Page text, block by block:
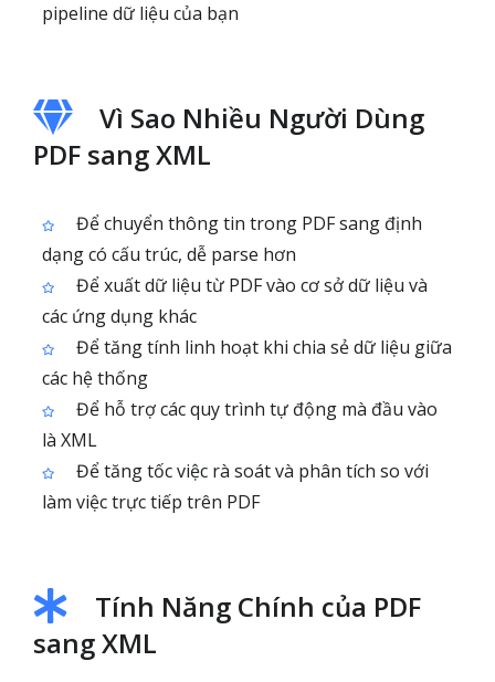
pipeline dữ liệu của bạn
Vì Sao Nhiều Người Dùng
PDF sang XML
Để chuyển thông tin trong PDF sang định
dạng có cấu trúc, dễ parse hơn
Để xuất dữ liệu từ PDF vào cơ sở dữ liệu và
các ứng dụng khác
Để tăng tính linh hoạt khi chia sẻ dữ liệu giữa
các hệ thống
Để hỗ trợ các quy trình tự động mà đầu vào
là XML
Để tăng tốc việc rà soát và phân tích so với
làm việc trực tiếp trên PDF
Tính Năng Chính của PDF
sang XML